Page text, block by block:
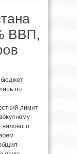
ВВП,
бюджет
по
лимит